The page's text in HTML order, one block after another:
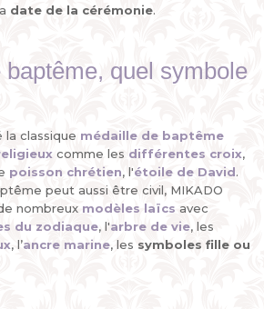
date de la cérémonie.
baptême, quel symbole
la classique médaille de baptême
comme les différentes croix,
poisson chrétien, l'étoile de David.
peut aussi être civil, MIKADO
nombreux modèles laïcs avec
du zodiaque, l'arbre de vie, les
, l’ancre marine, les symboles fille ou